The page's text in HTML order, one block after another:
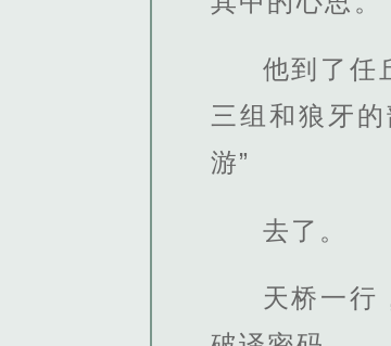
他到了任
三组和狼牙
游”
去了。
天桥一行